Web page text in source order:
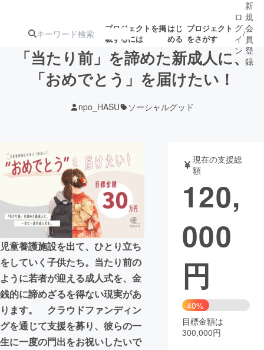
プロジェクトを掲
載するには
はじ
める
プロジェクト
をさがす
ターン
ジェクト
ロジェクト
アート・写真 音楽
テクノロジー・ガジェット ゲーム・サ
映像・映画
ビジネス・起業
まちづくり・地域活性化
CAMPFIRE for Social Good
CAMPFIRE Creation
CAMPFIREふるさと納税machi-ya コミュニティ
ロ
グ
イ
ン
/
新
規
会
員
登
録
「当たり前」を諦めた新成人に、
「おめでとう」を届けたい！
npo_HASU ソーシャルグッド
児童養護施設を出て、ひとり立ち
をしていく子供たち。当たり前の
ように若者が迎える成人式を、金
銭的に諦めざるを得ない現実があ
ります。 クラウドファンディン
グを通じて支援を募り、彼らの一
生に一度の門出をお祝いしたいで
現在の支援総
額
120,
000
円
40%
目標金額は
300,000円